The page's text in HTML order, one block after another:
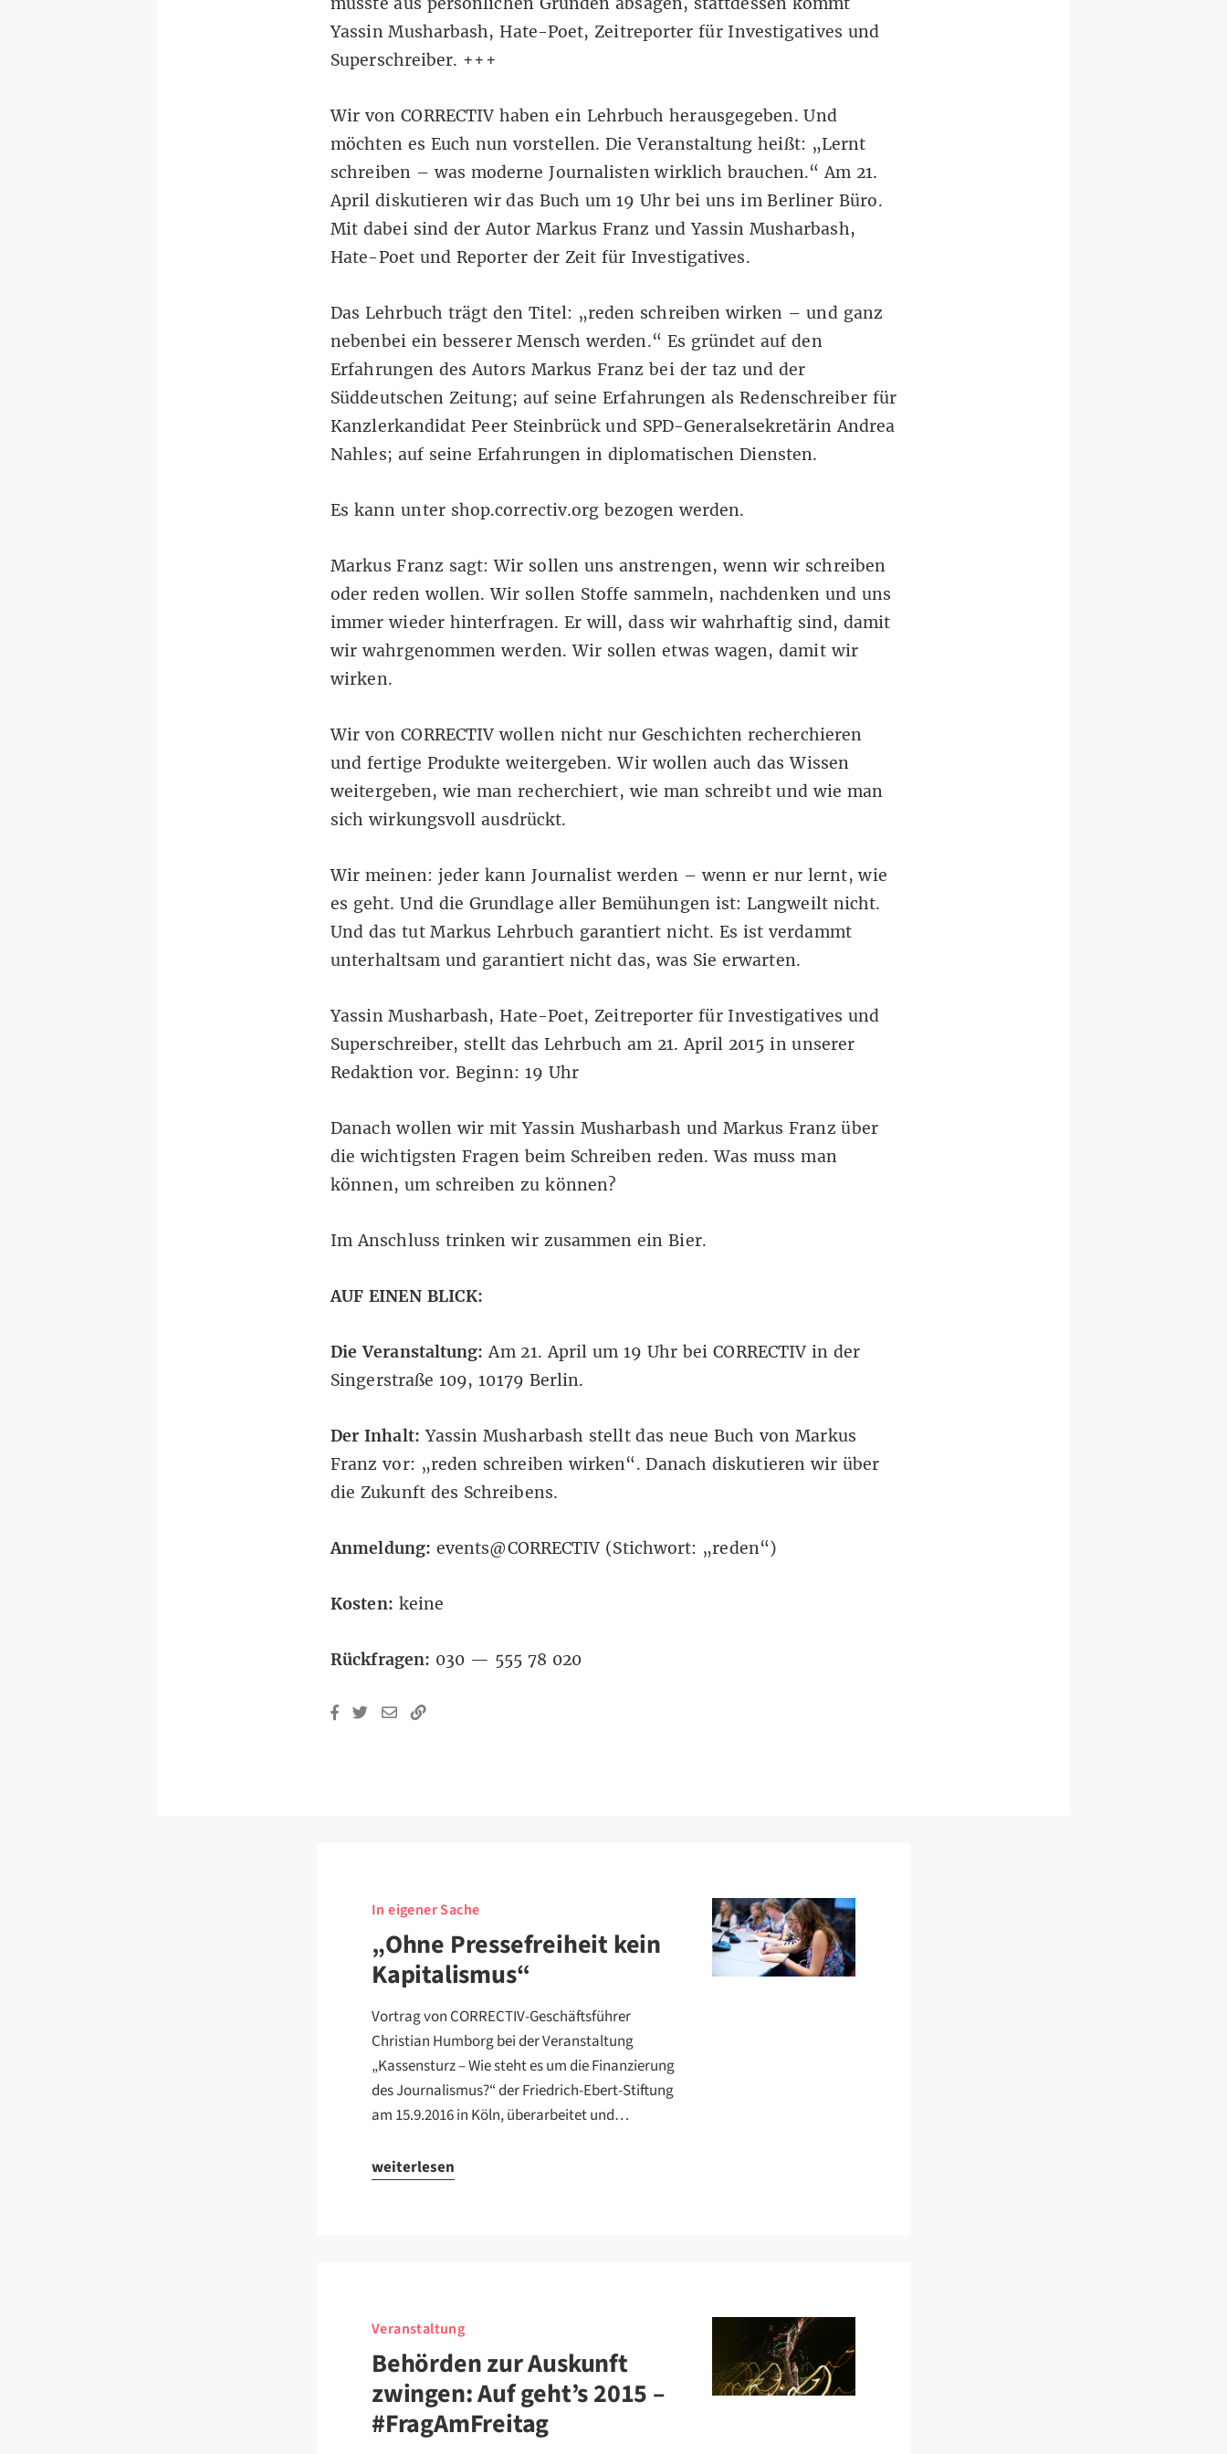
Yassin Musharbash, Hate-Poet, Zeitreporter für Investigatives und
Superschreiber. +++
Wir von CORRECTIV haben ein Lehrbuch herausgegeben. Und
möchten es Euch nun vorstellen. Die Veranstaltung heißt: „Lernt
schreiben – was moderne Journalisten wirklich brauchen.“ Am 21.
April diskutieren wir das Buch um 19 Uhr bei uns im Berliner Büro.
Mit dabei sind der Autor Markus Franz und Yassin Musharbash,
Hate-Poetund Reporter der Zeit für Investigatives.
Das Lehrbuch trägt den Titel: „reden schreiben wirken – und ganz
nebenbei ein besserer Mensch werden.“ Es gründet auf den
Erfahrungen des Autors Markus Franz bei der taz und der
Süddeutschen Zeitung; auf seine Erfahrungen als Redenschreiber für
Kanzlerkandidat Peer Steinbrück und SPD-Generalsekretärin Andrea
Nahles; auf seine Erfahrungen in diplomatischen Diensten.
Es kann unter shop.correctiv.org bezogen werden.
Markus Franz sagt: Wir sollen uns anstrengen, wenn wir schreiben
oder reden wollen. Wir sollen Stoffe sammeln, nachdenken und uns
immer wieder hinterfragen. Er will, dass wir wahrhaftig sind, damit
wir wahrgenommen werden. Wir sollen etwas wagen, damit wir
wirken.
Wir von CORRECTIV wollen nicht nur Geschichten recherchieren
und fertige Produkte weitergeben. Wir wollen auch das Wissen
weitergeben, wie man recherchiert, wie man schreibt und wie man
sich wirkungsvoll ausdrückt.
Wir meinen: jeder kann Journalist werden – wenn er nur lernt, wie
es geht. Und die Grundlage aller Bemühungen ist: Langweilt nicht.
Und das tut Markus Lehrbuch garantiert nicht. Es ist verdammt
unterhaltsam und garantiert nicht das, was Sie erwarten.
Yassin Musharbash, Hate-Poet, Zeitreporter für Investigatives und
Superschreiber, stellt das Lehrbuch am 21. April 2015 in unserer
Redaktion vor. Beginn: 19 Uhr
Danach wollen wir mit Yassin Musharbash und Markus Franz über
die wichtigsten Fragen beim Schreiben reden. Was muss man
können, um schreiben zu können?
Im Anschluss trinken wir zusammen ein Bier.
AUF EINEN BLICK:
Die Veranstaltung: Am 21. April um 19 Uhr bei CORRECTIV in der
Singerstraße 109, 10179 Berlin.
Der Inhalt: Yassin Musharbash stellt das neue Buch von Markus
Franz vor: „reden schreiben wirken“. Danach diskutieren wir über
die Zukunft des Schreibens.
Anmeldung: events@CORRECTIV (Stichwort: „reden“)
Kosten: keine
Rückfragen: 030 — 555 78 020
In eigener Sache
„Ohne Pressefreiheit kein
Kapitalismus“
Vortrag von CORRECTIV-Geschäftsführer
Christian Humborg bei der Veranstaltung
„Kassensturz – Wie steht es um die Finanzierung
des Journalismus?“ der Friedrich-Ebert-Stiftung
am 15.9.2016 in Köln, überarbeitet und…
weiterlesen
Veranstaltung
Behörden zur Auskunft
zwingen: Auf geht’s 2015 –
#FragAmFreitag